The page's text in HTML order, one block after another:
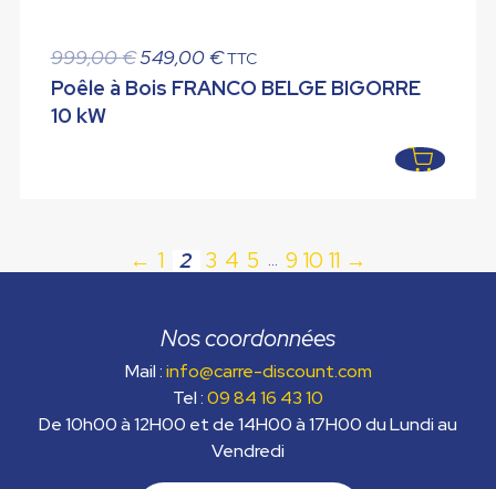
999,00€ Le
prix
549,00€Le
prix
TTC
Poêle à Bois FRANCO BELGE BIGORRE
10 kW
← 1 2 3 4 5 … 9 10 11 →
Nos coordonnées
Mail :info@carre-discount.com
Tel :09 84 16 43 10
De 10h00 à 12H00 et de 14H00 à 17H00 du Lundi au
Vendredi